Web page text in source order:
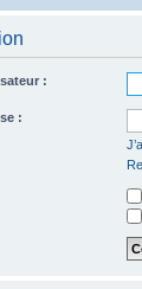
:
: